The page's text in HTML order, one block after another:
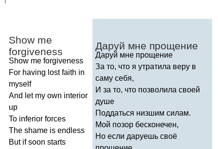
Show me
forgiveness
Show me forgiveness
For having lost faith in
myself
And let my own interior
up
To inferior forces
The shame is endless
But if soon starts
Даруй мне прощение
Даруй мне прощение
За то, что я утратила веру в
саму себя,
И за то, что позволила своей
душе
Поддаться низшим силам.
Мой позор бесконечен,
Но если даруешь своё